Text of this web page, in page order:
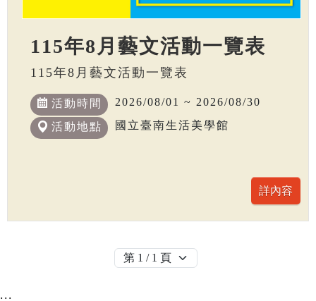
115年8月藝文活動一覽表
115年8月藝文活動一覽表
活動時間 2026/08/01 ~ 2026/08/30
活動地點 國立臺南生活美學館